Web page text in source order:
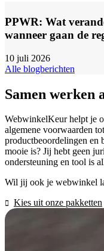
PPWR: Wat
wanneer gaan de
10 juli 2026
Alle blogberichten
Samen werken
WebwinkelKeur helpt je
algemene voorwaarden
productbeoordelingen en
mooie is? Jij hebt geen
ondersteuning en tool is
Wil jij ook je webwinkel
Kies uit onze pakketten